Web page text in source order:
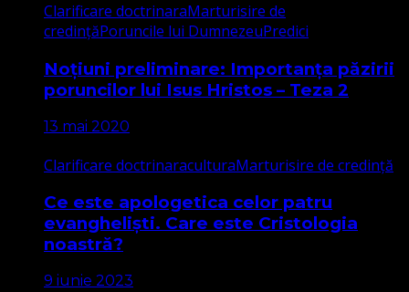
Clarificare doctrinaraMarturisire de
credințăPoruncile lui DumnezeuPredici
Noțiuni preliminare: Importanța păzirii
poruncilor lui Isus Hristos – Teza 2
13 mai 2020
Clarificare doctrinaraculturaMarturisire de credință
Ce este apologetica celor patru
evangheliști. Care este Cristologia
noastră?
9 iunie 2023